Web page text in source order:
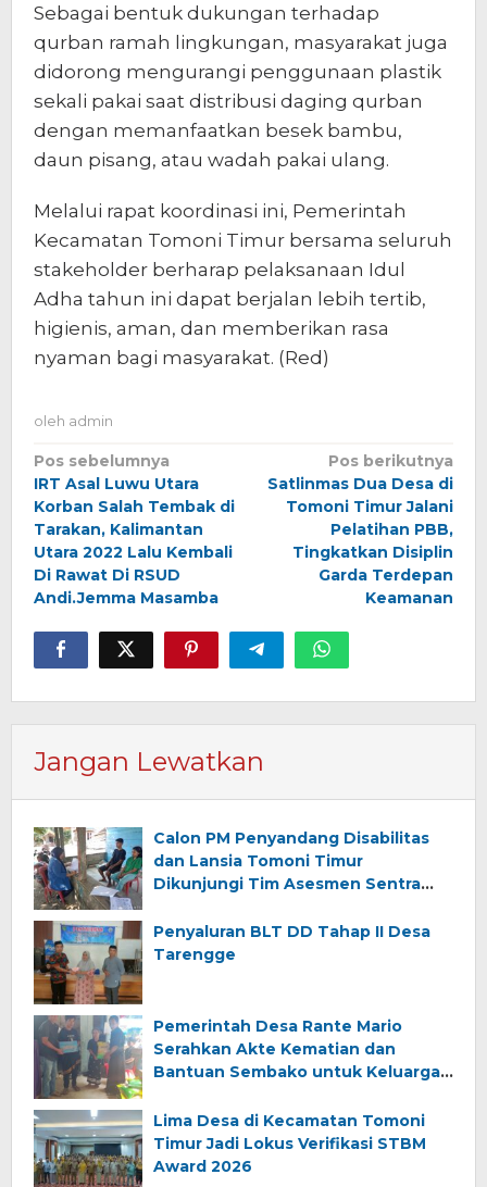
Sebagai bentuk dukungan terhadap
qurban ramah lingkungan, masyarakat juga
didorong mengurangi penggunaan plastik
sekali pakai saat distribusi daging qurban
dengan memanfaatkan besek bambu,
daun pisang, atau wadah pakai ulang.
Melalui rapat koordinasi ini, Pemerintah
Kecamatan Tomoni Timur bersama seluruh
stakeholder berharap pelaksanaan Idul
Adha tahun ini dapat berjalan lebih tertib,
higienis, aman, dan memberikan rasa
nyaman bagi masyarakat. (Red)
oleh admin
Navigasi
pos
Pos sebelumnya
IRT Asal Luwu Utara
Korban Salah Tembak di
Tarakan, Kalimantan
Utara 2022 Lalu Kembali
Di Rawat Di RSUD
Andi.Jemma Masamba
Pos berikutnya
Satlinmas Dua Desa di
Tomoni Timur Jalani
Pelatihan PBB,
Tingkatkan Disiplin
Garda Terdepan
Keamanan
Jangan Lewatkan
Calon PM Penyandang Disabilitas
dan Lansia Tomoni Timur
Dikunjungi Tim Asesmen Sentra
Penyaluran BLT DD Tahap II Desa
Tarengge
Pemerintah Desa Rante Mario
Serahkan Akte Kematian dan
Bantuan Sembako untuk Keluarga
Lima Desa di Kecamatan Tomoni
Timur Jadi Lokus Verifikasi STBM
Award 2026